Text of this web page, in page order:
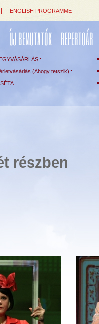
ENGLISH PROGRAMME
ÚJ BEMUTATÓK REPERTOÁR
(Ahogy tetszik)::
részben